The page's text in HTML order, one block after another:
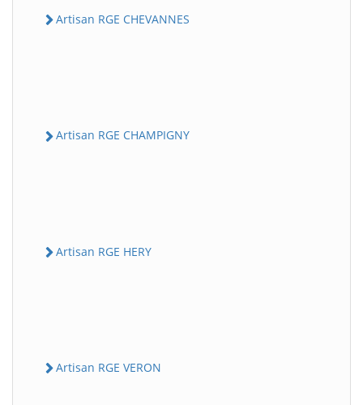
Artisan RGE CHEVANNES
Artisan RGE CHAMPIGNY
Artisan RGE HERY
Artisan RGE VERON